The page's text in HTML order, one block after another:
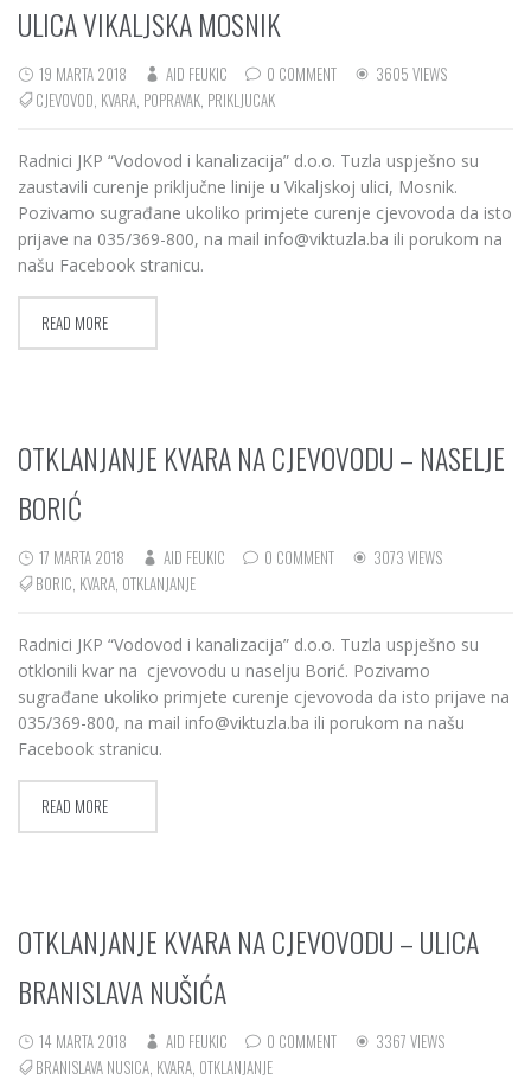
ULICA VIKALJSKA MOSNIK
19 MARTA 2018 AID FEUKIC 0 COMMENT
3605 VIEWS
CJEVOVOD KVARA POPRAVAK PRIKLJUCAK
Radnici JKP “Vodovod i kanalizacija” d.o.o. Tuzla uspješno su
zaustavili curenje priključne linije u Vikaljskoj ulici, Mosnik.
Pozivamo sugrađane ukoliko primjete curenje cjevovoda da isto
prijave na 035/369-800, na mail info@viktuzla.ba ili porukom na
našu Facebook stranicu.
READ MORE
OTKLANJANJE KVARA NA CJEVOVODU – NASELJE
BORIĆ
17 MARTA 2018 AID FEUKIC 0 COMMENT
3073 VIEWS
BORIC KVARA OTKLANJANJE
Radnici JKP “Vodovod i kanalizacija” d.o.o. Tuzla uspješno su
otklonili kvar na cjevovodu u naselju Borić. Pozivamo
sugrađane ukoliko primjete curenje cjevovoda da isto prijave na
035/369-800, na mail info@viktuzla.ba ili porukom na našu
Facebook stranicu.
READ MORE
OTKLANJANJE KVARA NA CJEVOVODU – ULICA
BRANISLAVA NUŠIĆA
14 MARTA 2018 AID FEUKIC 0 COMMENT
3367 VIEWS
BRANISLAVA NUSICA KVARA OTKLANJANJE